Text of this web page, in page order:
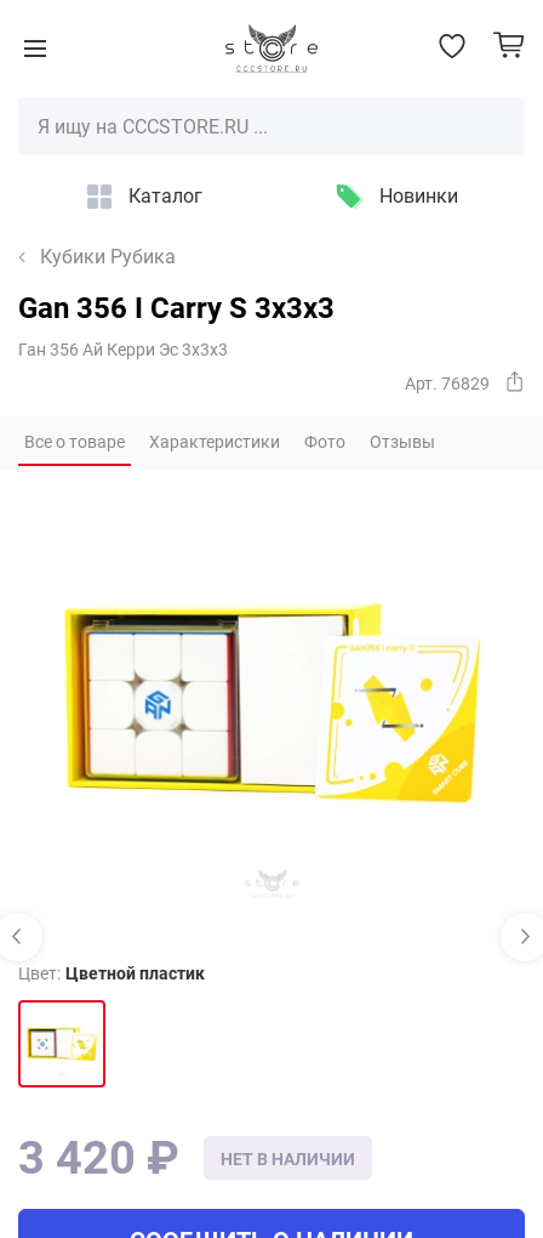
Каталог Новинки
Кубики Рубика
Gan 356 I Carry S 3x3x3
Ган 356 Ай Керри Эс 3х3х3
Арт. 76829
Все о товаре Характеристики Фото Отзывы
Цвет: Цветной пластик
НЕТ В НАЛИЧИИ
3 420 ₽